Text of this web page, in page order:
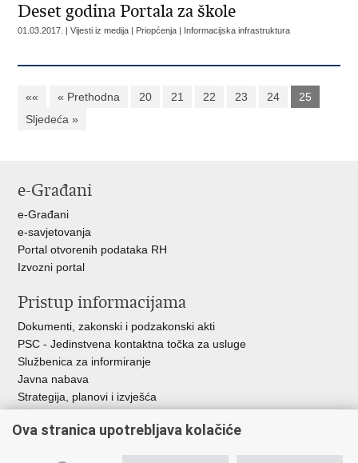
Deset godina Portala za škole
01.03.2017. | Vijesti iz medija | Priopćenja | Informacijska infrastruktura
«« « Prethodna 20 21 22 23 24
25
Sljedeća »
e-Građani
e-Građani
e-savjetovanja
Portal otvorenih podataka RH
Izvozni portal
Pristup informacijama
Dokumenti, zakonski i podzakonski akti
PSC - Jedinstvena kontaktna točka za usluge
Službenica za informiranje
Javna nabava
Strategija, planovi i izvješća
Ova stranica upotrebljava kolačiće